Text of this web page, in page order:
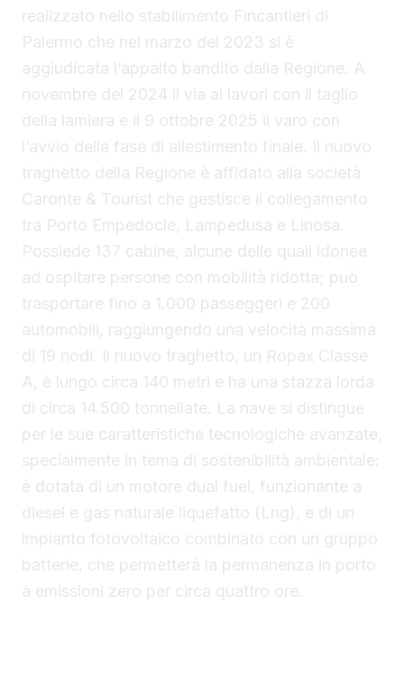
realizzato nello stabilimento Fincantieri di
Palermo che nel marzo del 2023 si è
aggiudicata l’appalto bandito dalla Regione. A
novembre del 2024 il via ai lavori con il taglio
della lamiera e il 9 ottobre 2025 il varo con
l’avvio della fase di allestimento finale. Il nuovo
traghetto della Regione è affidato alla società
Caronte & Tourist che gestisce il collegamento
tra Porto Empedocle, Lampedusa e Linosa.
Possiede 137 cabine, alcune delle quali idonee
ad ospitare persone con mobilità ridotta; può
trasportare fino a 1.000 passeggeri e 200
automobili, raggiungendo una velocità massima
di 19 nodi. Il nuovo traghetto, un Ropax Classe
A, è lungo circa 140 metri e ha una stazza lorda
di circa 14.500 tonnellate. La nave si distingue
per le sue caratteristiche tecnologiche avanzate,
specialmente in tema di sostenibilità ambientale:
è dotata di un motore dual fuel, funzionante a
diesel e gas naturale liquefatto (Lng), e di un
impianto fotovoltaico combinato con un gruppo
batterie, che permetterà la permanenza in porto
a emissioni zero per circa quattro ore.